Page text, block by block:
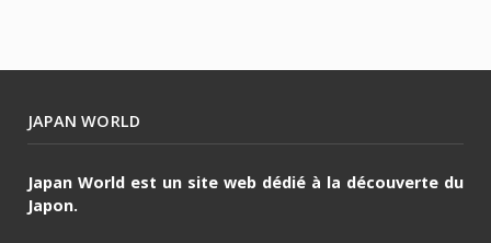
JAPAN WORLD
Japan World est un site web dédié à la découverte du
Japon.